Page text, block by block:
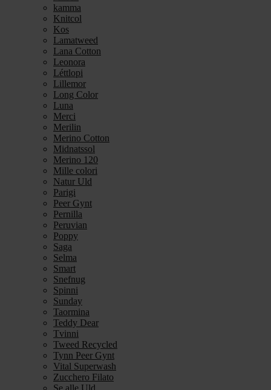
kamma
Knitcol
Kos
Lamatweed
Lana Cotton
Leonora
Léttlopi
Lillemor
Long Color
Luna
Merci
Merilin
Merino Cotton
Midnatssol
Merino 120
Mille colori
Natur Uld
Parigi
Peer Gynt
Pernilla
Peruvian
Poppy
Saga
Selma
Smart
Snefnug
Spinni
Sunday
Taormina
Teddy Dear
Tvinni
Tweed Recycled
Tynn Peer Gynt
Vital Superwash
Zucchero Filato
Se alle Uld